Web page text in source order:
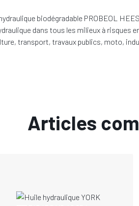
biodégradable PROBEOL
dans tous les milieux à
transport, travaux publics, moto,
Articles